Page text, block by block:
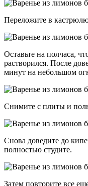
Переложите в
Оставьте на полчаса,
растворился. После
минут на небольшом
Снимите с плиты и
Снова доведите до
полностью студите.
Затем повторите все